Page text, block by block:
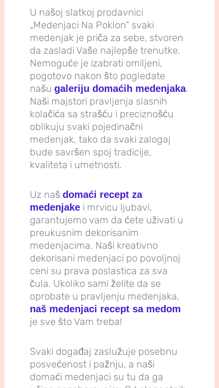
U našoj slatkoj prodavnici
„Medenjaci Na Poklon“ svaki
medenjak je priča za sebe, stvoren
da zasladi Vaše najlepše trenutke.
Nemoguće je izabrati omiljeni,
pogotovo nakon što pogledate
našugaleriju domaćih medenjaka.
Naši majstori pravljenja slasnih
kolačića sa strašću i preciznošću
oblikuju svaki pojedinačni
medenjak, tako da svaki zalogaj
bude savršen spoj tradicije,
kvaliteta i umetnosti.
Uz našdomaći recept za
medenjake i mrvicu ljubavi,
garantujemo vam da ćete uživati u
preukusnim dekorisanim
medenjacima. Naši kreativno
dekorisani medenjaci po povoljnoj
ceni su prava poslastica za sva
čula. Ukoliko sami želite da se
oprobate u pravljenju medenjaka,
naš medenjaci recept sa medom
je sve što Vam treba!
Svaki događaj zaslužuje posebnu
posvećenost i pažnju, a naši
domaći medenjaci su tu da ga